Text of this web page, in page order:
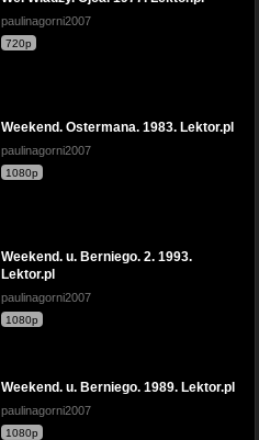
paulinagorni2007
720p
Weekend. Ostermana. 1983. Lektor.pl
paulinagorni2007
1080p
Weekend. u. Berniego. 2. 1993.
Lektor.pl
paulinagorni2007
1080p
Weekend. u. Berniego. 1989. Lektor.pl
paulinagorni2007
1080p